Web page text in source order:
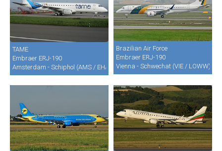
TAME
Embraer ERJ-190
Amsterdam - Schiphol (AMS / EHAM)
Brazilian Air Force
Embraer ERJ-190
Vienna - Schwechat (VIE / LOWW)